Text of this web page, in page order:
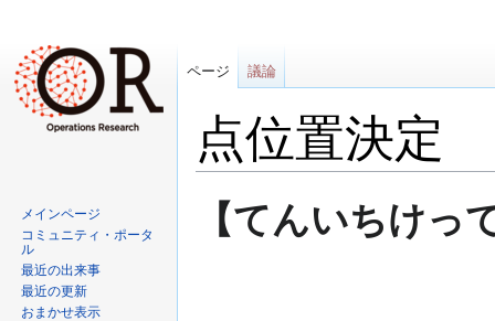
点位置決定
【てんいちけ
ページ 議論
メインページ
コミュニティ・ポータ
ル
最近の出来事
最近の更新
おまかせ表示